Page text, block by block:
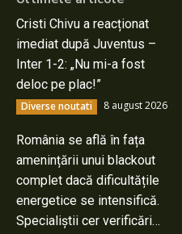
Cristi Chivu a reacționat
imediat după Juventus –
Inter 1-2: „Nu mi-a fost
deloc pe plac!”
Diverse noutati 8 august 2026
România se află în fața
amenințării unui blackout
complet dacă dificultățile
energetice se intensifică.
Specialiștii cer verificări…